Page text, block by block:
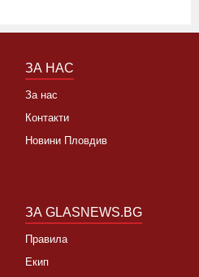
ЗА НАС
За нас
Контакти
Новини Пловдив
ЗА GLASNEWS.BG
Правила
Екип